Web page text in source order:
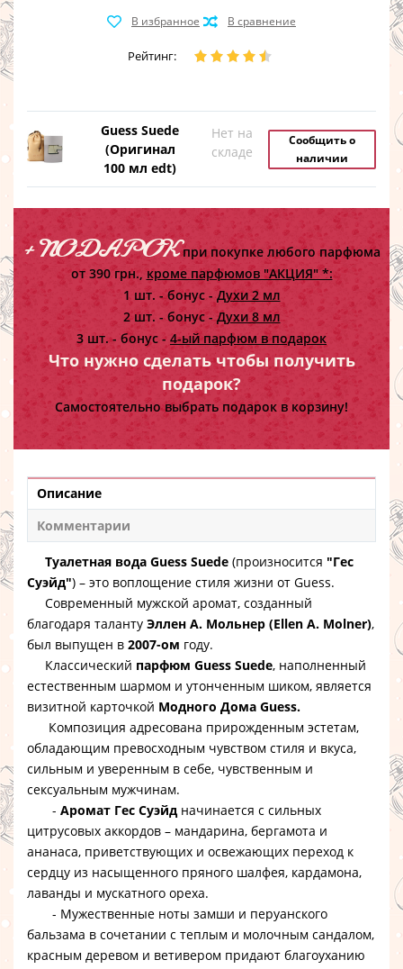
Рейтинг:
Guess Suede
(Оригинал
100 мл edt)
Нет на
складе
Сообщить о
наличии
+ ПОДАРОКпри покупке любого парфюма
от 390 грн., кроме парфюмов "АКЦИЯ" *:
1 шт. - бонус - Духи 2 мл
2 шт. - бонус -Духи 8 мл
3 шт. - бонус - 4-ый парфюм в подарок
Что нужно сделать чтобы получить
подарок?
Самостоятельно выбрать подарок в корзину!
Описание
Комментарии
Туалетная вода Guess Suede (произносится "Гес
Суэйд") – это воплощение стиля жизни от Guess.
Современный мужской аромат, созданный
благодаря таланту Эллен А. Мольнер (Ellen A. Molner),
был выпущен в 2007-ом году.
Классический парфюм Guess Suede, наполненный
естественным шармом и утонченным шиком, является
визитной карточкой Модного Дома Guess.
Композиция адресована прирожденным эстетам,
обладающим превосходным чувством стиля и вкуса,
сильным и уверенным в себе, чувственным и
сексуальным мужчинам.
- Аромат Гес Суэйд начинается с сильных
цитрусовых аккордов – мандарина, бергамота и
ананаса, приветствующих и освежающих переход к
сердцу из насыщенного пряного шалфея, кардамона,
лаванды и мускатного ореха.
- Мужественные ноты замши и перуанского
бальзама в сочетании с теплым и молочным сандалом,
красным деревом и ветивером придают благоуханию